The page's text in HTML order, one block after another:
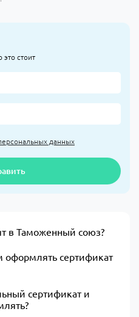
стоит
данных
в Таможенный союз?
оформлять сертификат
сертификат и